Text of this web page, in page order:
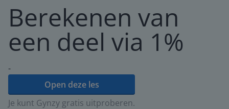
Berekenen van
een deel via 1%
-
Open deze les
Je kunt Gynzy gratis uitproberen.